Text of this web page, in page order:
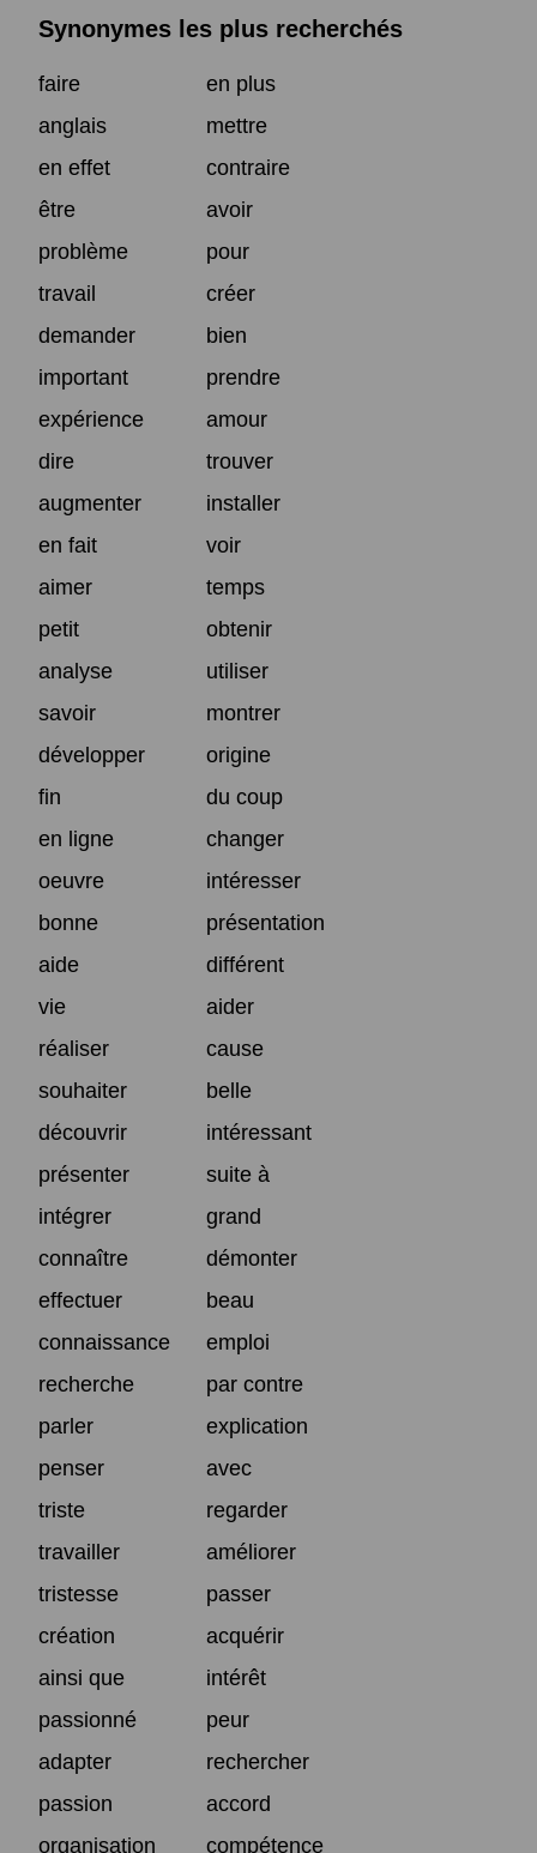
Synonymes les plus recherchés
faire
en plus
anglais
mettre
en effet
contraire
être
avoir
problème
pour
travail
créer
demander
bien
important
prendre
expérience
amour
dire
trouver
augmenter
installer
en fait
voir
aimer
temps
petit
obtenir
analyse
utiliser
savoir
montrer
développer
origine
fin
du coup
en ligne
changer
oeuvre
intéresser
bonne
présentation
aide
différent
vie
aider
réaliser
cause
souhaiter
belle
découvrir
intéressant
présenter
suite à
intégrer
grand
connaître
démonter
effectuer
beau
connaissance
emploi
recherche
par contre
parler
explication
penser
avec
triste
regarder
travailler
améliorer
tristesse
passer
création
acquérir
ainsi que
intérêt
passionné
peur
adapter
rechercher
passion
accord
organisation
compétence